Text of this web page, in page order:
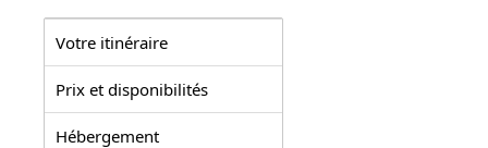
Votre itinéraire
Prix et disponibilités
Hébergement